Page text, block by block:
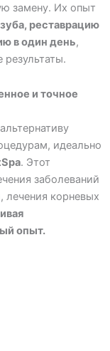
замену. Их опыт
реставрацию
в один день,
и точное
идеально
. Этот
заболеваний
лечения корневых
опыт.